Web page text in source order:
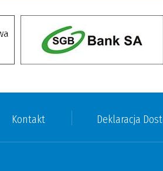
Kontakt Deklaracja